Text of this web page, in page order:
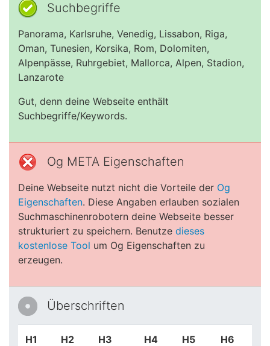
Suchbegriffe
Panorama, Karlsruhe, Venedig, Lissabon, Riga,
Oman, Tunesien, Korsika, Rom, Dolomiten,
Alpenpässe, Ruhrgebiet, Mallorca, Alpen, Stadion,
Lanzarote
Gut, denn deine Webseite enthält
Suchbegriffe/Keywords.
Og META Eigenschaften
Deine Webseite nutzt nicht die Vorteile der Og
Eigenschaften. Diese Angaben erlauben sozialen
Suchmaschinenrobotern deine Webseite besser
strukturiert zu speichern. Benutze dieses
kostenlose Tool um Og Eigenschaften zu
erzeugen.
Überschriften
H1 H2 H3 H4 H5 H6